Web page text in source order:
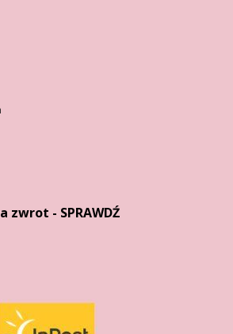
zwrot - SPRAWDŹ